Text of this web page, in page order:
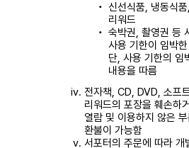
신선식품, 냉동식
리워드
숙박권, 촬영권 등
사용 기한이 임박
단, 사용 기한의 임
내용을 따름
전자책, CD, DVD, 소프
리워드의 포장을 훼손하
열람 및 이용하지 않은
환불이 가능함
서포터의 주문에 따라 개